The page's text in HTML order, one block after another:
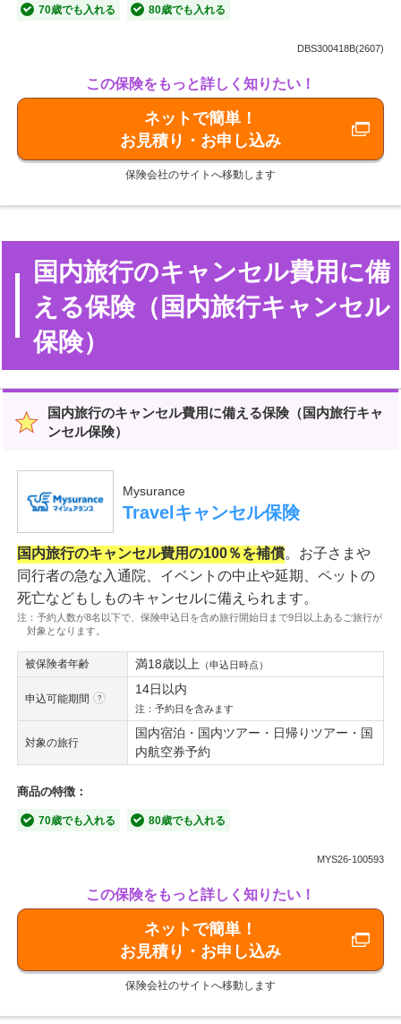
70歳でも入れる 80歳でも入れる
DBS300418B(2607)
この保険をもっと詳しく知りたい！
ネットで簡単！
お見積り・お申し込み
保険会社のサイトへ移動します
国内旅行のキャンセル費用に備
える保険（国内旅行キャンセル
保険）
国内旅行のキャンセル費用に備える保険（国内旅行キャ
ンセル保険）
Mysurance
Travelキャンセル保険
国内旅行のキャンセル費用の100％を補償。お子さまや
同行者の急な入通院、イベントの中止や延期、ペットの
死亡などもしものキャンセルに備えられます。
注：予約人数が8名以下で、保険申込日を含め旅行開始日まで9日以上あるご旅行が
対象となります。
被保険者年齢 満18歳以上 （申込日時点）
申込可能期間
14日以内
注：予約日を含みます
対象の旅行
国内宿泊・国内ツアー・日帰りツアー・国
内航空券予約
商品の特徴：
70歳でも入れる 80歳でも入れる
MYS26-100593
この保険をもっと詳しく知りたい！
ネットで簡単！
お見積り・お申し込み
保険会社のサイトへ移動します